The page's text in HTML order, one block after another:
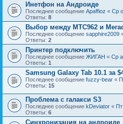
Инетфон на Андроиде
Последнее сообщение Apaffioz « Ср
Ответы: 8
Выбор между МТС962 и
Последнее сообщение sapphire2009
Ответы: 2
Принтер подключить
Последнее сообщение ЖИГАН « Ср
Ответы: 1
Samsung Galaxy Tab 10.1 за
Последнее сообщение fuzzy-bear «
Ответы: 15
Проблема с галакси S3
Последнее сообщение kDeviator « Пт
Ответы: 6
Синхронизация на андроиде